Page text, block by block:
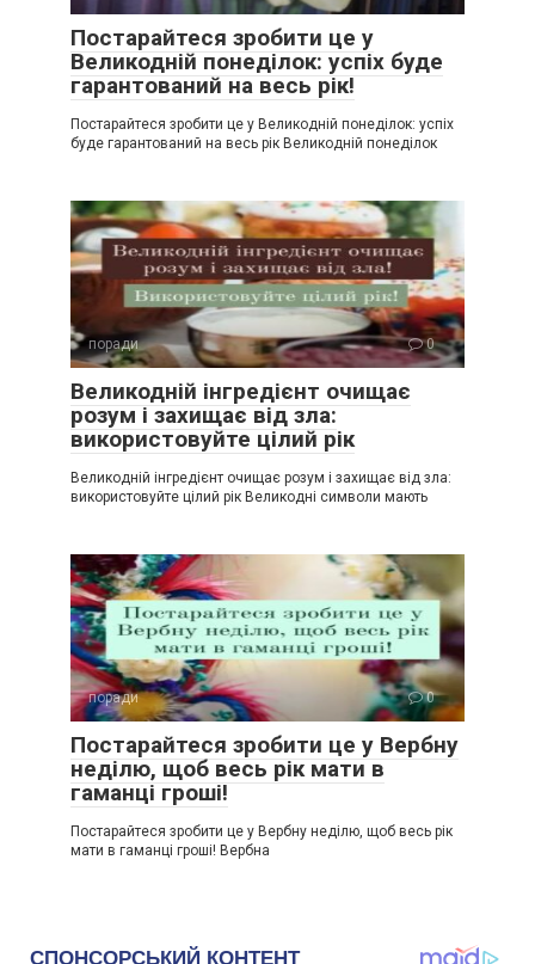
Постарайтеся зробити це у
Великодній понеділок: успіх буде
гарантований на весь рік!
Постарайтеся зробити це у Великодній понеділок: успіх
буде гарантований на весь рік Великодній понеділок
поради 0
Великодній інгредієнт очищає
розум і захищає від зла:
використовуйте цілий рік
Великодній інгредієнт очищає розум і захищає від зла:
використовуйте цілий рік Великодні символи мають
поради 0
Постарайтеся зробити це у Вербну
неділю, щоб весь рік мати в
гаманці гроші!
Постарайтеся зробити це у Вербну неділю, щоб весь рік
мати в гаманці гроші! Вербна